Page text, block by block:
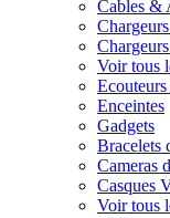
Cables &
Voir tous
Enceintes
Gadgets
Bracelets
Cameras
Casques
Voir tous